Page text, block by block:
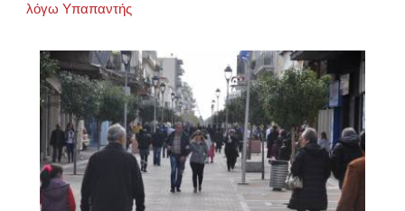
λόγω Υπαπαντής